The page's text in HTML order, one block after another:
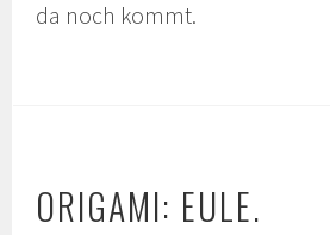
da noch kommt.
ORIGAMI: EULE.